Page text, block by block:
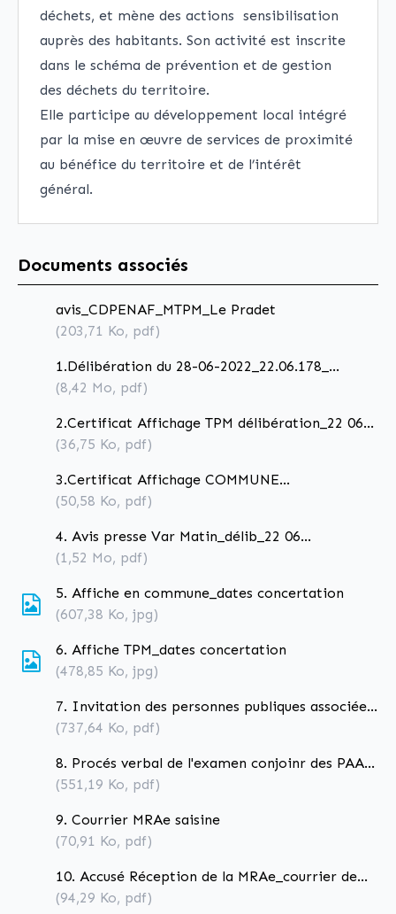
déchets, et mène des actions sensibilisation
auprès des habitants. Son activité est inscrite
dans le schéma de prévention et de gestion
des déchets du territoire.
Elle participe au développement local intégré
par la mise en œuvre de services de proximité
au bénéfice du territoire et de l’intérêt
général.
Documents associés
avis_CDPENAF_MTPM_Le Pradet
(203,71 Ko, pdf)
1.Délibération du 28-06-2022_22.06.178_
prescription objectifs et modalités
(8,42 Mo, pdf)
2.Certificat Affichage TPM délibération_22 06
178_prescr-obj-mod concert
(36,75 Ko, pdf)
3.Certificat Affichage COMMUNE
délibération_22 06 178_prescr-obj-mod concert
(50,58 Ko, pdf)
4. Avis presse Var Matin_délib_22 06
178_prescr-obj-mod concert
(1,52 Mo, pdf)
5. Affiche en commune_dates concertation
(607,38 Ko, jpg)
6. Affiche TPM_dates concertation
(478,85 Ko, jpg)
7. Invitation des personnes publiques associées
à l'examen conjoint 05-10-2022
(737,64 Ko, pdf)
8. Procés verbal de l'examen conjoinr des PAA
du 05-10-2022
(551,19 Ko, pdf)
9. Courrier MRAe saisine
(70,91 Ko, pdf)
10. Accusé Réception de la MRAe_courrier de
saisine
(94,29 Ko, pdf)